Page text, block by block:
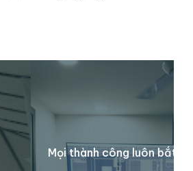
luôn bắt đầu bằng sự nỗ lực